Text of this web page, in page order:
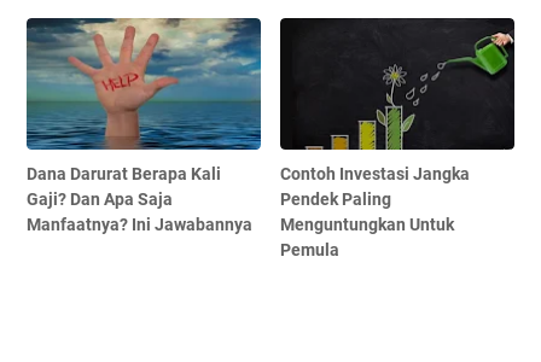
Dana Darurat Berapa Kali
Gaji? Dan Apa Saja
Manfaatnya? Ini Jawabannya
Contoh Investasi Jangka
Pendek Paling
Menguntungkan Untuk
Pemula